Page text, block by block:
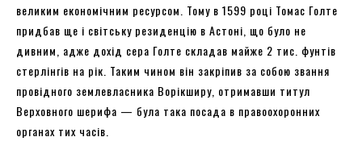
великим економічним ресурсом. Тому в 1599 році Томас Голте
придбав ще і світську резиденцію в Астоні, що було не
дивним, адже дохід сера Голте складав майже 2 тис. фунтів
стерлінгів на рік. Таким чином він закріпив за собою звання
провідного землевласника Ворікширу, отримавши титул
Верховного шерифа — була така посада в правоохоронних
органах тих часів.